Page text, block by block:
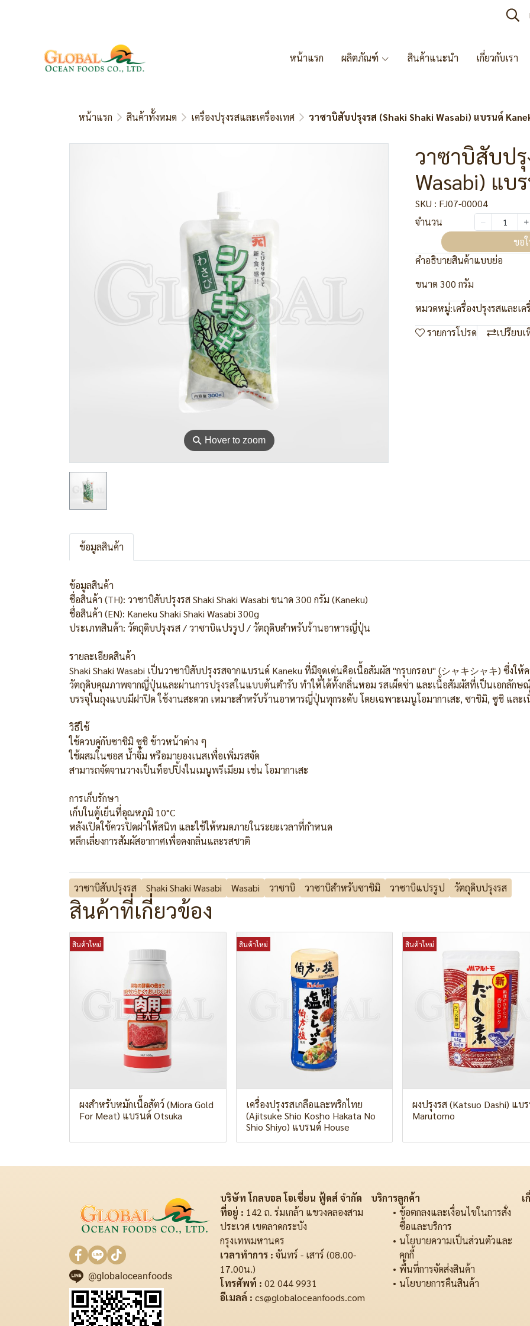
หน้าแรก ผลิตภัณฑ์ สินค้าแนะนำ เกี่ยวกับเรา
หน้าแรก สินค้าทั้งหมด เครื่องปรุงรสและเครื่องเทศ วาซาบิสับปรุงรส (Shaki Shaki Wasabi) แบรนด์
⚲ Hover to zoom
วาซาบิสับปรุ
Wasabi) แบ
SKU : FJ07-00004
จำนวน
ขอ
คำอธิบายสินค้าแบบย่อ
ขนาด 300 กรัม
หมวดหมู่:เครื่องปรุงรสและเค
รายการโปรด
เปรียบเ
ข้อมูลสินค้า
ข้อมูลสินค้า
ชื่อสินค้า (TH): วาซาบิสับปรุงรส Shaki Shaki Wasabi ขนาด 300 กรัม (Kaneku)
ชื่อสินค้า (EN): Kaneku Shaki Shaki Wasabi 300g
ประเภทสินค้า: วัตถุดิบปรุงรส / วาซาบิแปรรูป / วัตถุดิบสำหรับร้านอาหารญี่ปุ่น
รายละเอียดสินค้า
Shaki Shaki Wasabi เป็นวาซาบิสับปรุงรสจากแบรนด์ Kaneku ที่มีจุดเด่นคือเนื้อสัมผัส "กรุบกรอบ" (シャキシャキ) ซึ่งใ
วัตถุดิบคุณภาพจากญี่ปุ่นและผ่านการปรุงรสในแบบต้นตำรับ ทำให้ได้ทั้งกลิ่นหอม รสเผ็ดซ่า และเนื้อสัมผัสที่เป็นเอกลักษณ์
บรรจุในถุงแบบมีฝาปิด ใช้งานสะดวก เหมาะสำหรับร้านอาหารญี่ปุ่นทุกระดับ โดยเฉพาะเมนูโอมากาเสะ, ซาชิมิ, ซูชิ และเ
วิธีใช้
ใช้ควบคู่กับซาชิมิ ซูชิ ข้าวหน้าต่าง ๆ
ใช้ผสมในซอส น้ำจิ้ม หรือมายองเนสเพื่อเพิ่มรสจัด
สามารถจัดจานวางเป็นท็อปปิ้งในเมนูพรีเมียม เช่น โอมากาเสะ
การเก็บรักษา
เก็บในตู้เย็นที่อุณหภูมิ 10°C
หลังเปิดใช้ควรปิดฝาให้สนิท และใช้ให้หมดภายในระยะเวลาที่กำหนด
หลีกเลี่ยงการสัมผัสอากาศเพื่อคงกลิ่นและรสชาติ
วาซาบิสับปรุงรส Shaki Shaki Wasabi Wasabi วาซาบิ วาซาบิสำหรับซาชิมิ วาซาบิแปรรูป วัตถุดิบปรุงรส
สินค้าที่เกี่ยวข้อง
สินค้าใหม่
ผงสำหรับหมักเนื้อสัตว์ (Miora Gold
For Meat) แบรนด์ Otsuka
สินค้าใหม่
เครื่องปรุงรสเกลือและพริกไทย
(Ajitsuke Shio Kosho Hakata No
Shio Shiyo) แบรนด์ House
สินค้าใหม่
ผงปรุงรส (Katsuo Dashi) แบ
Marutomo
@globaloceanfoods
บริษัท โกลบอล โอเชี่ยน ฟู้ดส์ จำกัด
ที่อยู่ : 142 ถ. ร่มเกล้า แขวงคลองสาม
ประเวศ เขตลาดกระบัง
กรุงเทพมหานคร
เวลาทำการ : จันทร์ - เสาร์ (08.00-
17.00น.)
โทรศัพท์ : 02 044 9931
อีเมลล์ : cs@globaloceanfoods.com
บริการลูกค้า
ข้อตกลงและเงื่อนไขในการสั่ง
ซื้อและบริการ
นโยบายความเป็นส่วนตัวและ
คุกกี้
พื้นที่การจัดส่งสินค้า
นโยบายการคืนสินค้า
เ